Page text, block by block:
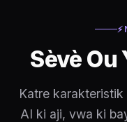
⚡
Sèvè Ou
Katre
AI ki aji, vwa ki